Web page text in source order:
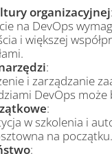
organizacyjnej:
na DevOps
i większej
:
i zarządzanie
DevOps może
:
w szkolenia i
na początku.
: